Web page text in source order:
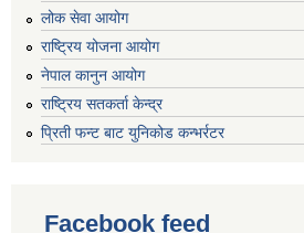
लोक सेवा आयोग
राष्ट्रिय योजना आयोग
नेपाल कानुन आयोग
राष्ट्रिय सतकर्ता केन्द्र
प्रिती फन्ट बाट युनिकोड कन्भर्रटर
Facebook feed